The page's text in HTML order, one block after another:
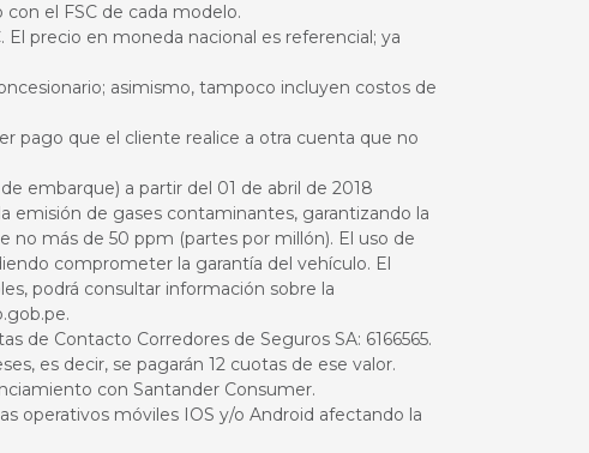
el FSC de cada modelo.
precio en moneda nacional es referencial; ya
asimismo, tampoco incluyen costos de
pago que el cliente realice a otra cuenta que no
embarque) a partir del 01 de abril de 2018
emisión de gases contaminantes, garantizando la
más de 50 ppm (partes por millón). El uso de
comprometer la garantía del vehículo. El
podrá consultar información sobre la
de Contacto Corredores de Seguros SA: 6166565.
es decir, se pagarán 12 cuotas de ese valor.
con Santander Consumer.
operativos móviles IOS y/o Android afectando la